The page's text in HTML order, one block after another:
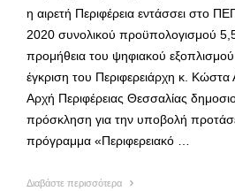
η αιρετή Περιφέρεια εντάσσει στο
2020 συνολικού προϋπολογισμού
προμήθεια του ψηφιακού
έγκριση του Περιφερειάρχη κ. Κώστα
Αρχή Περιφέρειας Θεσσαλίας
πρόσκληση για την υποβολή
πρόγραμμα «Περιφερειακό …
Διαβάστε περισσότερα